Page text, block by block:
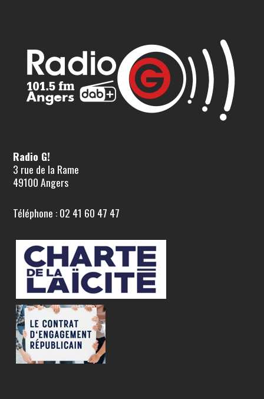
Radio G!
3 rue de la Rame
49100 Angers
Téléphone : 02 41 60 47 47